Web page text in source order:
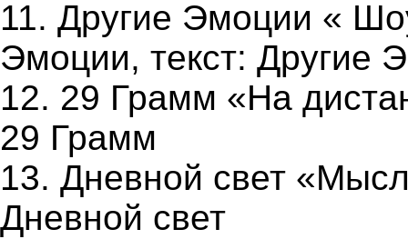
11. Другие Эмоции «
Эмоции, текст: Другие
12. 29 Грамм «На
29 Грамм
13. Дневной свет
Дневной свет